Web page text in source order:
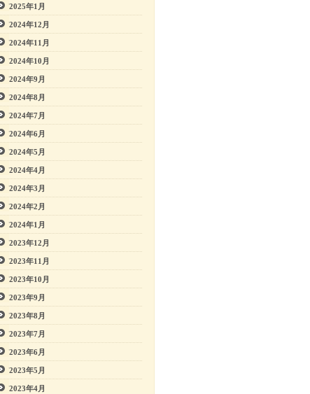
2025年1月
2024年12月
2024年11月
2024年10月
2024年9月
2024年8月
2024年7月
2024年6月
2024年5月
2024年4月
2024年3月
2024年2月
2024年1月
2023年12月
2023年11月
2023年10月
2023年9月
2023年8月
2023年7月
2023年6月
2023年5月
2023年4月